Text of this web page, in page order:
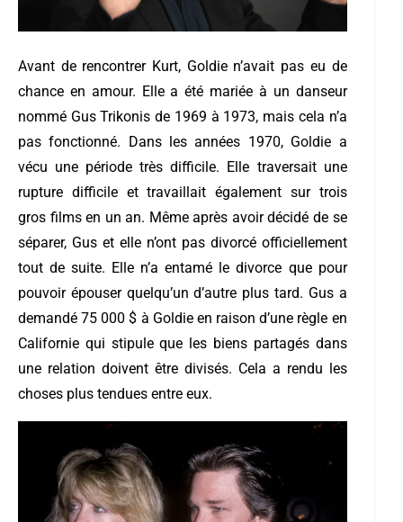
Avant de rencontrer Kurt, Goldie n’avait pas eu de
chance en amour. Elle a été mariée à un danseur
nommé Gus Trikonis de 1969 à 1973, mais cela n’a
pas fonctionné. Dans les années 1970, Goldie a
vécu une période très difficile. Elle traversait une
rupture difficile et travaillait également sur trois
gros films en un an. Même après avoir décidé de se
séparer, Gus et elle n’ont pas divorcé officiellement
tout de suite. Elle n’a entamé le divorce que pour
pouvoir épouser quelqu’un d’autre plus tard. Gus a
demandé 75 000 $ à Goldie en raison d’une règle en
Californie qui stipule que les biens partagés dans
une relation doivent être divisés. Cela a rendu les
choses plus tendues entre eux.